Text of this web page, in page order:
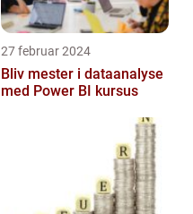
27 februar 2024
Bliv mester i dataanalyse
med Power BI kursus